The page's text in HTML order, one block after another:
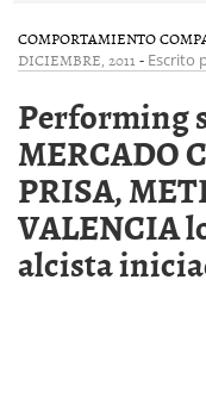
COMPORTAMIENTO
DICIEMBRE, 2011 - Escrito
Performing
MERCADO
PRISA,
VALENCIA
alcista